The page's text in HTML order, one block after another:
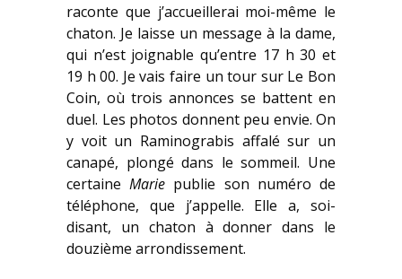
raconte que j’accueillerai moi-même le
chaton. Je laisse un message à la dame,
qui n’est joignable qu’entre 17 h 30 et
19 h 00. Je vais faire un tour sur Le Bon
Coin, où trois annonces se battent en
duel. Les photos donnent peu envie. On
y voit un Raminograbis affalé sur un
canapé, plongé dans le sommeil. Une
certaineMarie publie son numéro de
téléphone, que j’appelle. Elle a, soi-
disant, un chaton à donner dans le
douzième arrondissement.